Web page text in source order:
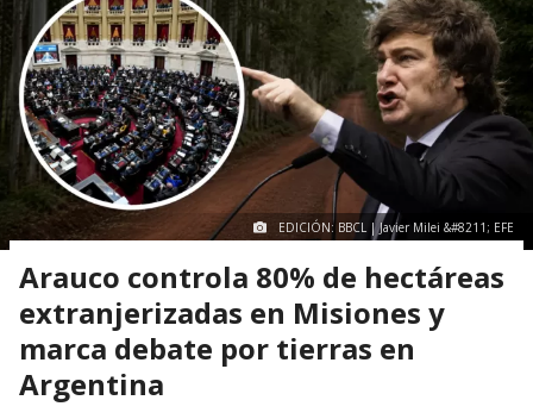
EDICIÓN: BBCL | Javier Milei &#8211; EFE
Arauco controla 80% de hectáreas
extranjerizadas en Misiones y
marca debate por tierras en
Argentina